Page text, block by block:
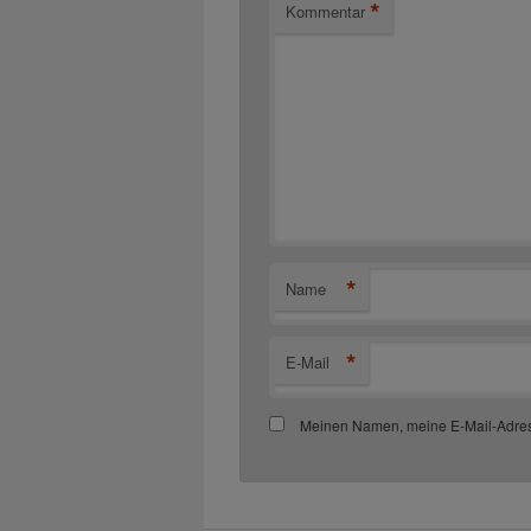
Kommentar *
Name *
E-Mail *
Meinen Namen, meine E-Mail-